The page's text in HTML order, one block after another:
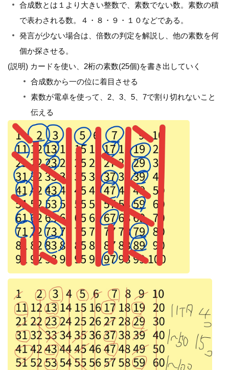
合成数とは１より大きい整数で、素数でない数。素数の積
で表わされる数。４・８・９・１０などである。
発言が少ない場合は、倍数の判定を解説し、他の素数を何
個か探させる。
(説明) カードを使い、2桁の素数(25個)を書き出していく
合成数から一の位に着目させる
素数が電卓を使って、2、3、5、7で割り切れないこと
伝える